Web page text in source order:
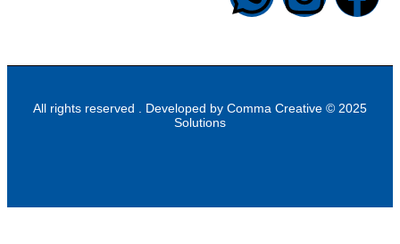
2025 © All rights reserved . Developed by
Comma Creative
Solutions